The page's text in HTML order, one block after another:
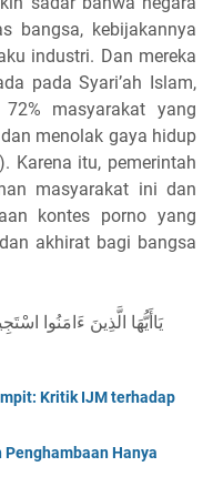
bangsa, kebijakannya
industri. Dan mereka
pada Syari’ah Islam,
masyarakat yang
menolak gaya hidup
Karena itu, pemerintah
masyarakat ini dan
kontes porno yang
akhirat bagi bangsa
يَاأَيُّهَا الَّذِينَ ءَامَنُوا
Kritik IJM terhadap
Hanya